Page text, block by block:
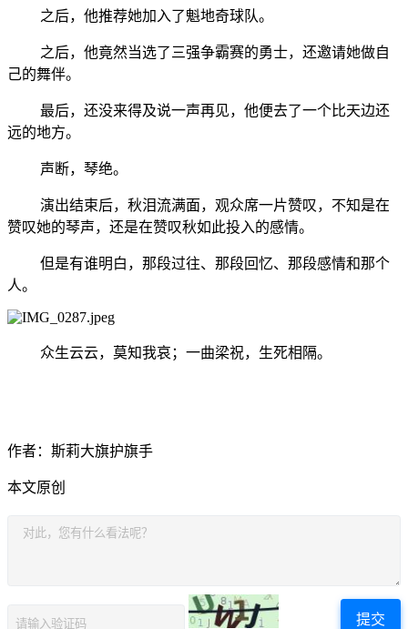
之后，他推荐她加入了魁地奇球队。
之后，他竟然当选了三强争霸赛的勇士，还邀请她做自
己的舞伴。
最后，还没来得及说一声再见，他便去了一个比天边还
远的地方。
声断，琴绝。
演出结束后，秋泪流满面，观众席一片赞叹，不知是在
赞叹她的琴声，还是在赞叹秋如此投入的感情。
但是有谁明白，那段过往、那段回忆、那段感情和那个
人。
众生云云，莫知我哀；一曲梁祝，生死相隔。
作者：斯莉大旗护旗手
本文原创
提交